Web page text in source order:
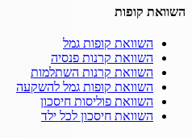
השוואת קופות
השוואת קופות גמל
השוואת קרנות פנסיה
השוואת קרנות השתלמות
השוואת קופות גמל להשקעה
השוואת פוליסות חיסכון
השוואת חיסכון לכל ילד